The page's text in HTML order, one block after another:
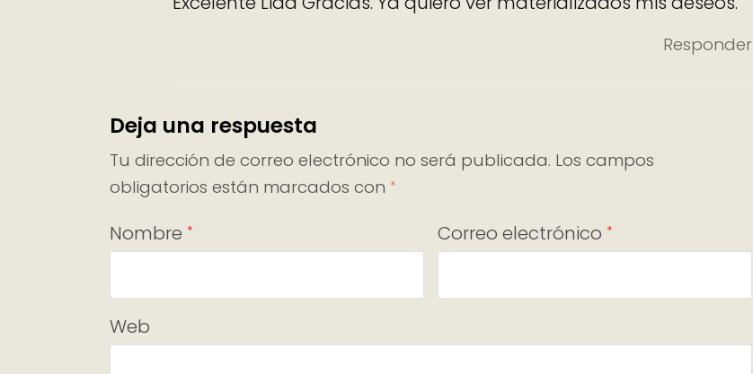
Responder
Deja una respuesta
Tu dirección de correo electrónico no será publicada. Los campos
obligatorios están marcados con *
Nombre * Correo electrónico *
Web